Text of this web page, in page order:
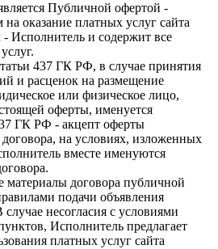
Публичной офертой -
оказание платных услуг сайта
Исполнитель и содержит все
437 ГК РФ, в случае принятия
и расценок на размещение
или физическое лицо,
оферты, именуется
ГК РФ - акцепт оферты
на условиях, изложенных
вместе именуются
материалы договора публичной
подачи объявления
несогласия с условиями
Исполнитель предлагает
платных услуг сайта